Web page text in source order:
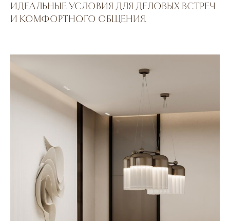
ИДЕАЛЬНЫЕ УСЛОВИЯ ДЛЯ ДЕЛОВЫХ ВСТРЕЧ
И КОМФОРТНОГО ОБЩЕНИЯ.